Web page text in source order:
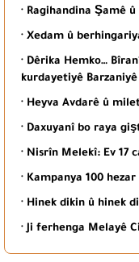
· Ragihandina Şamê
· Xedam û
· Dêrika Hemko…
kurdayetiyê
· Heyva Avdarê û
· Daxuyanî bo raya
· Nisrîn Melekî: Ev 17
· Kampanya 100
· Hinek dikin û hinek
· Ji ferhenga Melayê